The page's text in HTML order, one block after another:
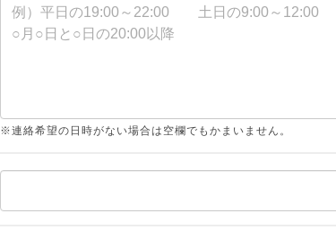
※連絡希望の日時がない場合は空欄でもかまいません。